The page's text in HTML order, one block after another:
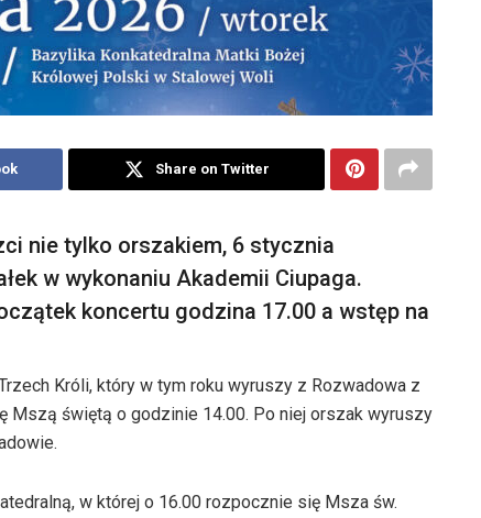
Share on Twitter
nie tylko orszakiem, 6 stycznia
w wykonaniu Akademii Ciupaga.
koncertu godzina 17.00 a wstęp na
Króli, który w tym roku wyruszy z Rozwadowa z
Mszą świętą o godzinie 14.00. Po niej orszak wyruszy
w której o 16.00 rozpocznie się Msza św.